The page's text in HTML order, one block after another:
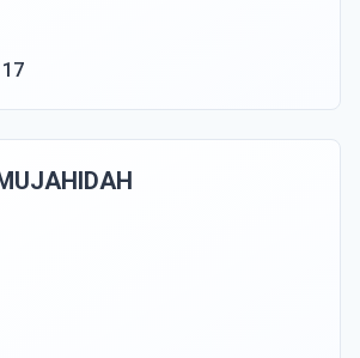
17